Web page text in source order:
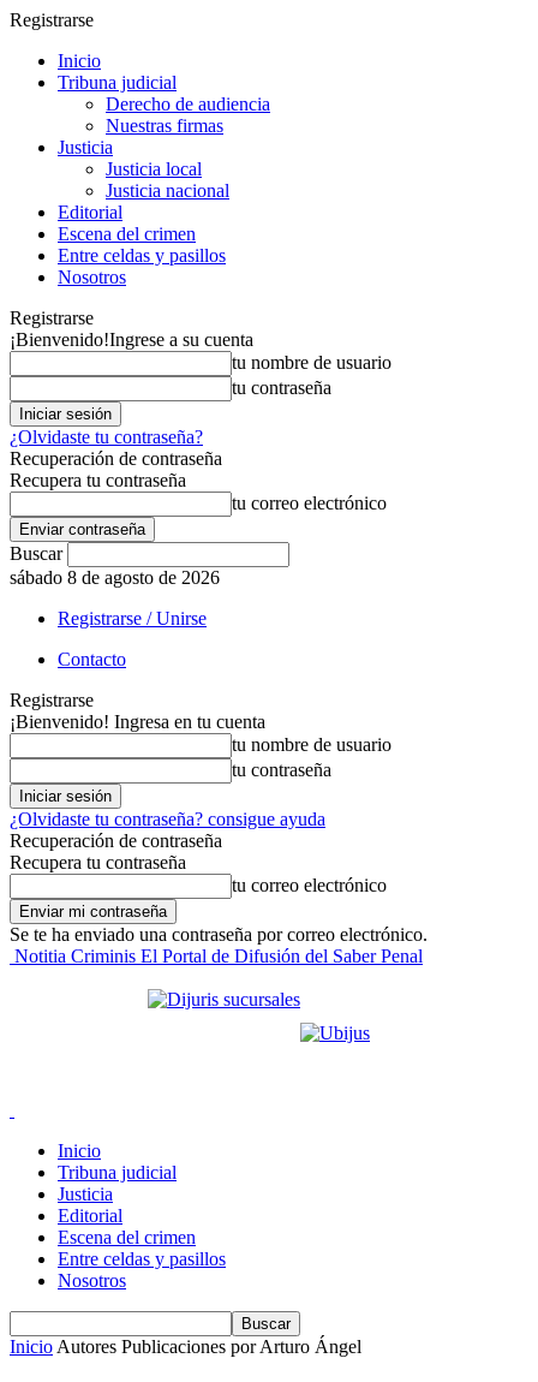
Registrarse
Inicio
Tribuna judicial
Derecho de audiencia
Nuestras firmas
Justicia
Justicia local
Justicia nacional
Editorial
Escena del crimen
Entre celdas y pasillos
Nosotros
Registrarse
¡Bienvenido!Ingrese a su cuenta
tu nombre de usuario
tu contraseña
¿Olvidaste tu contraseña?
Recuperación de contraseña
Recupera tu contraseña
tu correo electrónico
Buscar
sábado 8 de agosto de 2026
Registrarse / Unirse
Contacto
Registrarse
¡Bienvenido! Ingresa en tu cuenta
tu nombre de usuario
tu contraseña
¿Olvidaste tu contraseña? consigue ayuda
Recuperación de contraseña
Recupera tu contraseña
tu correo electrónico
Se te ha enviado una contraseña por correo electrónico.
Notitia Criminis El Portal de Difusión del Saber Penal
Inicio
Tribuna judicial
Justicia
Editorial
Escena del crimen
Entre celdas y pasillos
Nosotros
Inicio Autores Publicaciones por Arturo Ángel